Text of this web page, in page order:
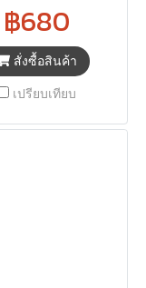
฿680
สั่งซื้อสินค้า
เปรียบเทียบ